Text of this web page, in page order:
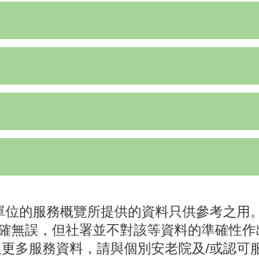
的服務概覽所提供的資料只供參考之用
無誤，但社署並不對該等資料的準確性
多服務資料，請與個別安老院及/或認可